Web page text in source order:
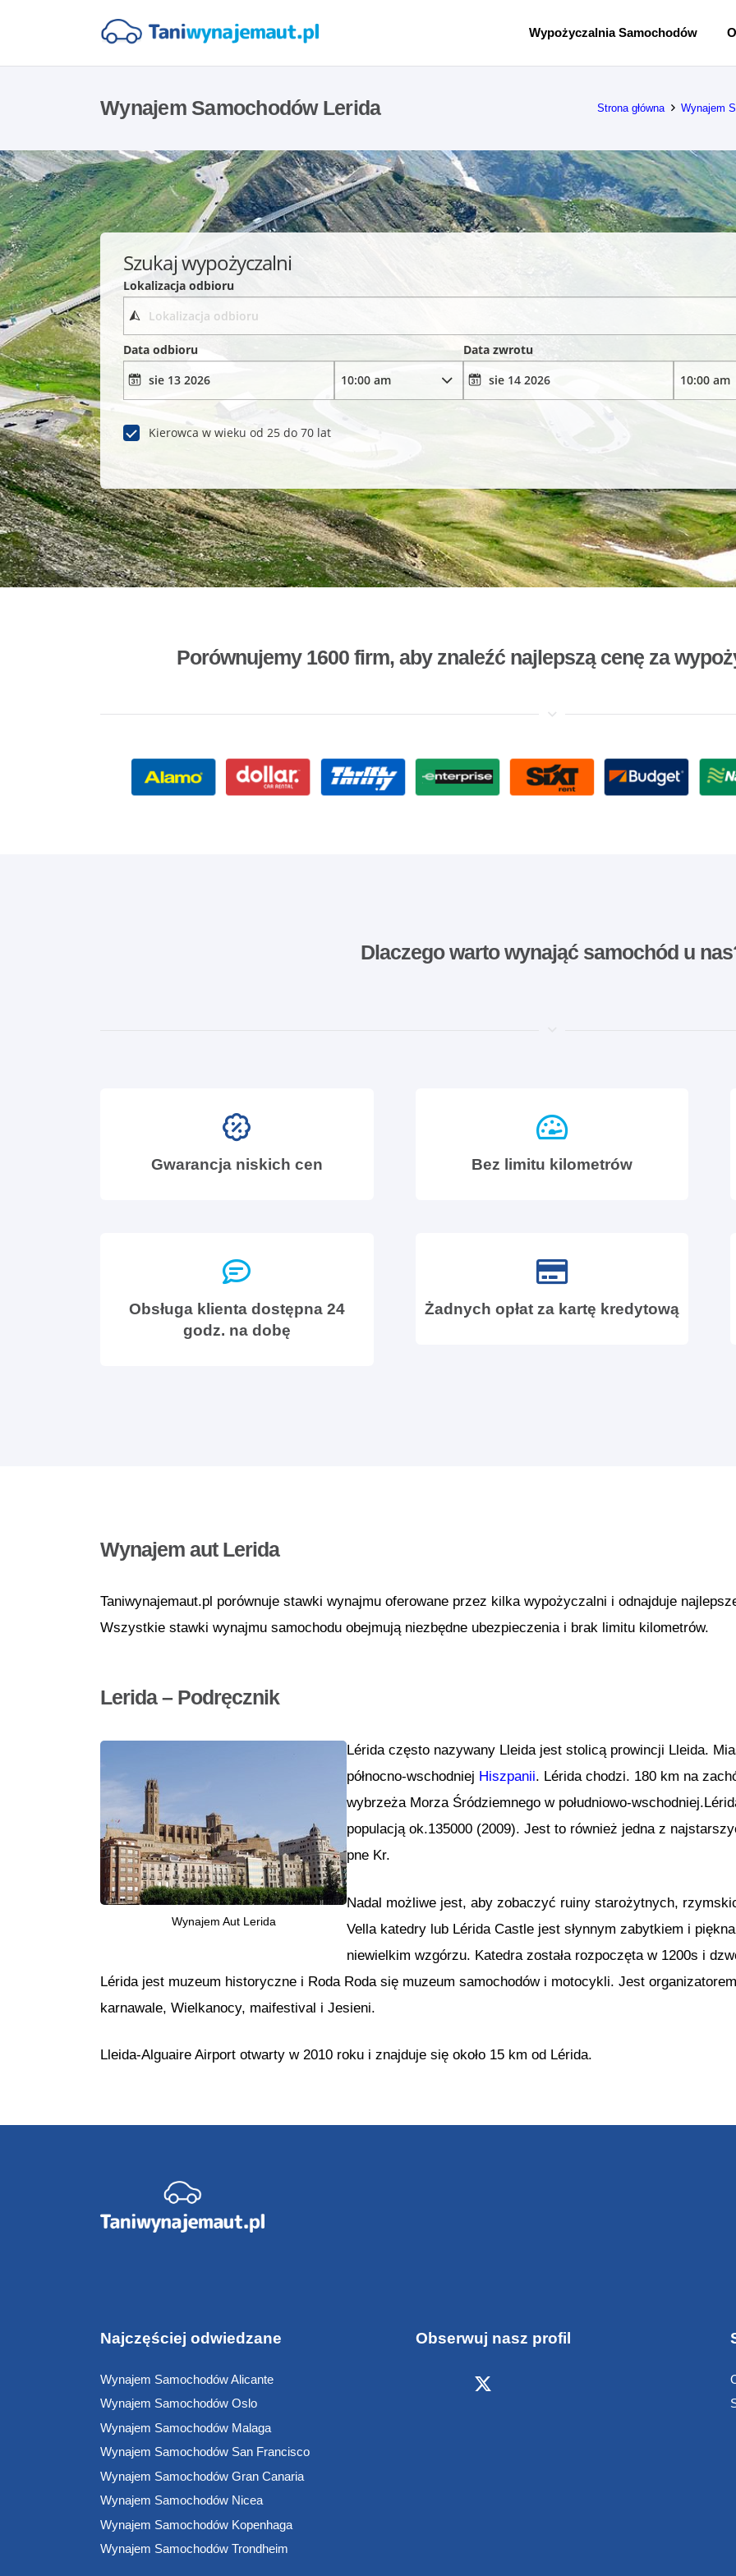
Wypożyczalnia Samochodów
Wynajem Samochodów Lerida Strona główna Wynajem
Szukaj wypożyczalni
Lokalizacja odbioru
Data odbioru Data zwrotu
Kierowca w wieku od 25 do 70 lat
Porównujemy 1600 firm, aby znaleźć najlepszą cenę za
Dlaczego warto wynająć samochód u
Gwarancja niskich cen Bez limitu kilometrów
Obsługa klienta dostępna 24
godz. na dobę
Żadnych opłat za kartę kredytową
Wynajem aut Lerida
Taniwynajemaut.pl porównuje stawki wynajmu oferowane przez kilka wypożyczalni i odnajduje
Wszystkie stawki wynajmu samochodu obejmują niezbędne ubezpieczenia i brak limitu kilometrów.
Lerida – Podręcznik
Wynajem Aut Lerida
Lérida często nazywany Lleida jest stolicą prowincji Lleida.
północno-wschodniej Hiszpanii. Lérida chodzi. 180 km na
wybrzeża Morza Śródziemnego w południowo-
populacją ok.135000 (2009). Jest to również jedna z
pne Kr.
Nadal możliwe jest, aby zobaczyć ruiny starożytnych,
Vella katedry lub Lérida Castle jest słynnym zabytkiem i
niewielkim wzgórzu. Katedra została rozpoczęta w 1200s i
Lérida jest muzeum historyczne i Roda Roda się muzeum samochodów i motocykli. Jest
karnawale, Wielkanocy, maifestival i Jesieni.
Lleida-Alguaire Airport otwarty w 2010 roku i znajduje się około 15 km od Lérida.
Najczęściej odwiedzane
Wynajem Samochodów Alicante
Wynajem Samochodów Oslo
Wynajem Samochodów Malaga
Wynajem Samochodów San Francisco
Wynajem Samochodów Gran Canaria
Wynajem Samochodów Nicea
Wynajem Samochodów Kopenhaga
Wynajem Samochodów Trondheim
Obserwuj nasz profil